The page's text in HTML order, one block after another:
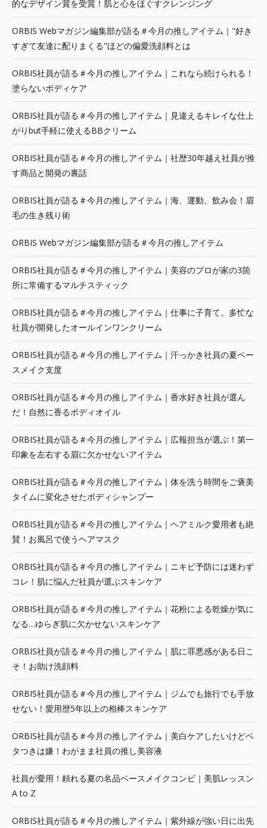
的なデザイン賞を受賞！肌と心をほぐすクレンジング
ORBIS Webマガジン編集部が語る＃今月の推しアイテム｜"好き
すぎて友達に配りまくる"ほどの偏愛洗顔料とは
ORBIS社員が語る＃今月の推しアイテム｜これなら続けられる！
塗らないボディケア
ORBIS社員が語る＃今月の推しアイテム｜見違えるキレイな仕上
がりbut手軽に使えるBBクリーム
ORBIS社員が語る＃今月の推しアイテム｜社歴30年越え社員が推
す商品と開発の裏話
ORBIS社員が語る＃今月の推しアイテム｜海、運動、飲み会！眉
毛の生き残り術
ORBIS Webマガジン編集部が語る＃今月の推しアイテム
ORBIS社員が語る＃今月の推しアイテム｜美容のプロが家の3箇
所に常備するマルチスティック
ORBIS社員が語る＃今月の推しアイテム｜仕事に子育て。多忙な
社員が開発したオールインワンクリーム
ORBIS社員が語る＃今月の推しアイテム｜汗っかき社員の夏ベー
スメイク支度
ORBIS社員が語る＃今月の推しアイテム｜香水好き社員が選ん
だ！自然に香るボディオイル
ORBIS社員が語る＃今月の推しアイテム｜広報担当が選ぶ！第一
印象を左右する眉に欠かせないアイテム
ORBIS社員が語る＃今月の推しアイテム｜体を洗う時間をご褒美
タイムに変化させたボディシャンプー
ORBIS社員が語る＃今月の推しアイテム｜ヘアミルク愛用者も絶
賛！お風呂で使うヘアマスク
ORBIS社員が語る＃今月の推しアイテム｜ニキビ予防には迷わず
コレ！肌に悩んだ社員が選ぶスキンケア
ORBIS社員が語る＃今月の推しアイテム｜花粉による乾燥が気に
なる…ゆらぎ肌に欠かせないスキンケア
ORBIS社員が語る＃今月の推しアイテム｜肌に罪悪感がある日こ
そ！お助け洗顔料
ORBIS社員が語る＃今月の推しアイテム｜ジムでも旅行でも手放
せない！愛用歴5年以上の相棒スキンケア
ORBIS社員が語る＃今月の推しアイテム｜美白ケアしたいけどベ
タつきは嫌！わがまま社員の推し美容液
社員が愛用！頼れる夏の名品ベースメイクコンビ｜美肌レッスン
A to Z
ORBIS社員が語る＃今月の推しアイテム｜紫外線が強い日に出先